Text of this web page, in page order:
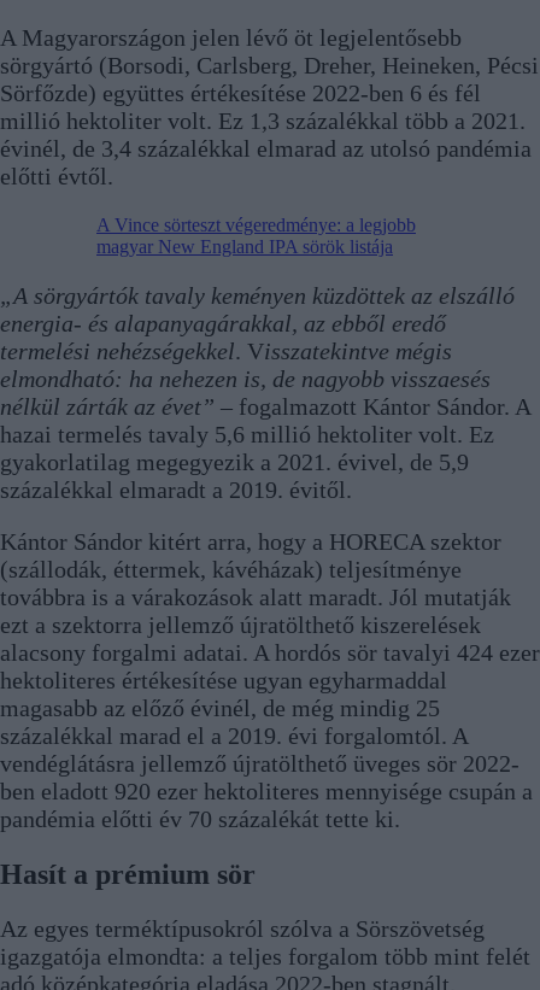
A Magyarországon jelen lévő öt legjelentősebb
sörgyártó (Borsodi, Carlsberg, Dreher, Heineken, Pécsi
Sörfőzde) együttes értékesítése 2022-ben 6 és fél
millió hektoliter volt. Ez 1,3 százalékkal több a 2021.
évinél, de 3,4 százalékkal elmarad az utolsó pandémia
előtti évtől.
A Vince sörteszt végeredménye: a legjobb
magyar New England IPA sörök listája
„A sörgyártók tavaly keményen küzdöttek az elszálló
energia- és alapanyagárakkal, az ebből eredő
termelési nehézségekkel. Visszatekintve mégis
elmondható: ha nehezen is, de nagyobb visszaesés
nélkül zárták az évet” – fogalmazott Kántor Sándor. A
hazai termelés tavaly 5,6 millió hektoliter volt. Ez
gyakorlatilag megegyezik a 2021. évivel, de 5,9
százalékkal elmaradt a 2019. évitől.
Kántor Sándor kitért arra, hogy a HORECA szektor
(szállodák, éttermek, kávéházak) teljesítménye
továbbra is a várakozások alatt maradt. Jól mutatják
ezt a szektorra jellemző újratölthető kiszerelések
alacsony forgalmi adatai. A hordós sör tavalyi 424 ezer
hektoliteres értékesítése ugyan egyharmaddal
magasabb az előző évinél, de még mindig 25
százalékkal marad el a 2019. évi forgalomtól. A
vendéglátásra jellemző újratölthető üveges sör 2022-
ben eladott 920 ezer hektoliteres mennyisége csupán a
pandémia előtti év 70 százalékát tette ki.
Hasít a prémium sör
Az egyes terméktípusokról szólva a Sörszövetség
igazgatója elmondta: a teljes forgalom több mint felét
adó középkategória eladása 2022-ben stagnált.